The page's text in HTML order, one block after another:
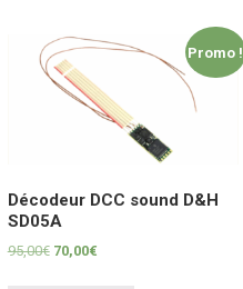
Promo !
Décodeur DCC sound D&H
SD05A
95,00€ Le
70,00€Le